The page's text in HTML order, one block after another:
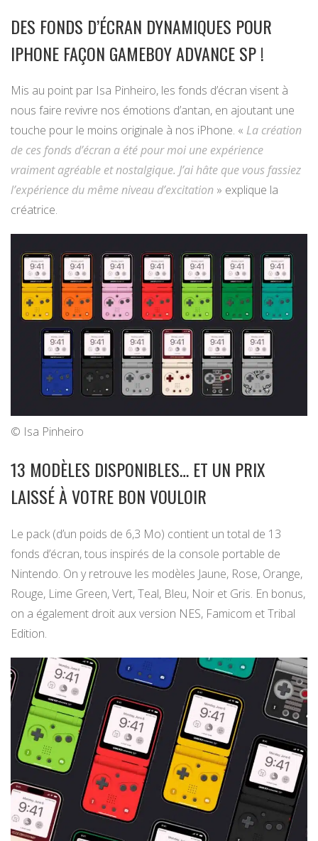
DES FONDS D’ÉCRAN DYNAMIQUES POUR
IPHONE FAÇON GAMEBOY ADVANCE SP !
Mis au point par Isa Pinheiro, les fonds d’écran visent à
nous faire revivre nos émotions d’antan, en ajoutant une
touche pour le moins originale à nos iPhone. « La création
de ces fonds d’écran a été pour moi une expérience
vraiment agréable et nostalgique. J’ai hâte que vous fassiez
l’expérience du même niveau d’excitation » explique la
créatrice.
© Isa Pinheiro
13 MODÈLES DISPONIBLES… ET UN PRIX
LAISSÉ À VOTRE BON VOULOIR
Le pack (d’un poids de 6,3 Mo) contient un total de 13
fonds d’écran, tous inspirés de la console portable de
Nintendo. On y retrouve les modèles Jaune, Rose, Orange,
Rouge, Lime Green, Vert, Teal, Bleu, Noir et Gris. En bonus,
on a également droit aux version NES, Famicom et Tribal
Edition.